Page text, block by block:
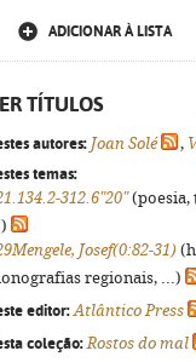
ADICIONAR À LISTA
TÍTULOS
autores: Joan Solé ,
temas:
312.6"20"(poesia,
Josef(0:82-31)
regionais, ...)
editor: Atlântico Press
coleção: Rostos do mal